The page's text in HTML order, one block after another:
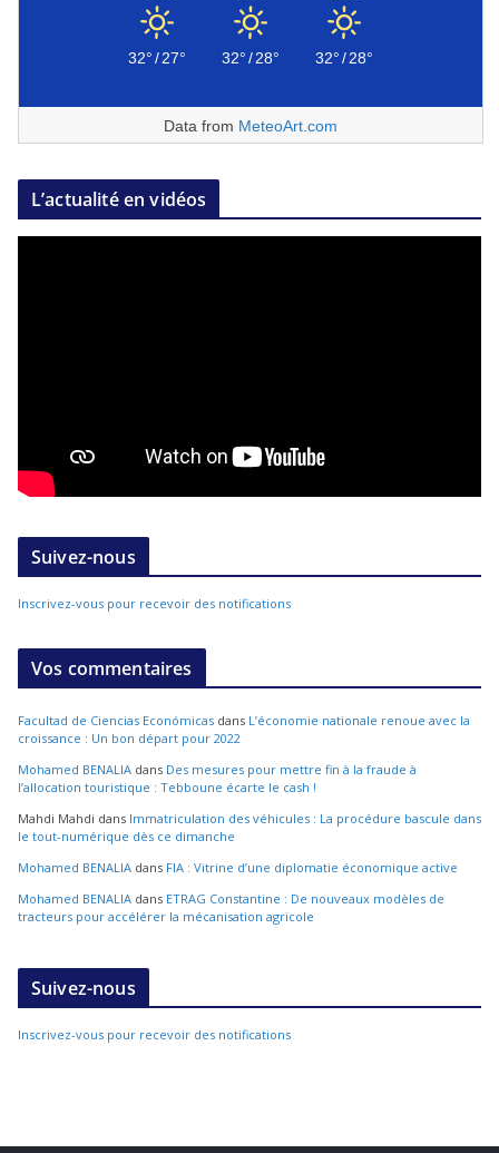
32°/27° 32°/28° 32°/28°
Data from MeteoArt.com
L’actualité en vidéos
Suivez-nous
Inscrivez-vous pour recevoir des notifications
Vos commentaires
Facultad de Ciencias Económicas dans L’économie nationale renoue avec la
croissance : Un bon départ pour 2022
Mohamed BENALIA dans Des mesures pour mettre fin à la fraude à
l’allocation touristique : Tebboune écarte le cash !
Mahdi Mahdi dans Immatriculation des véhicules : La procédure bascule dans
le tout-numérique dès ce dimanche
Mohamed BENALIA dans FIA : Vitrine d’une diplomatie économique active
Mohamed BENALIA dans ETRAG Constantine : De nouveaux modèles de
tracteurs pour accélérer la mécanisation agricole
Suivez-nous
Inscrivez-vous pour recevoir des notifications